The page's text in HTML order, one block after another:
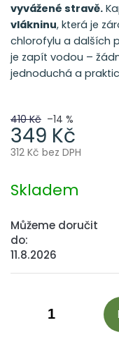
410 Kč –14 %
349 Kč
312 Kč bez DPH
cena:
Skladem
Můžeme doručit
do:
11.8.2026
vyvážené stravě.
vlákninu, která je
chlorofylu a dalších
je zapít vodou –
jednoduchá a